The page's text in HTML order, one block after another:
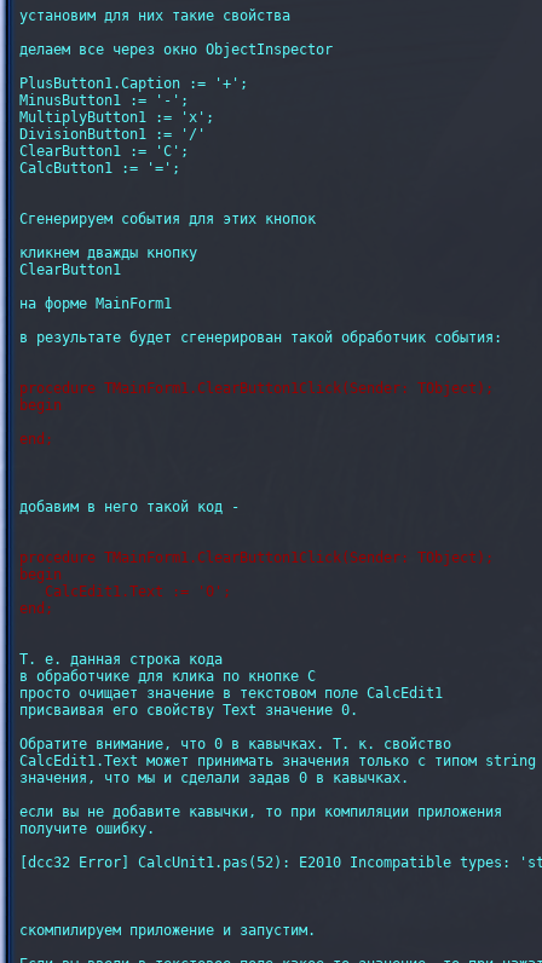
установим для них такие свойства
делаем все через окно ObjectInspector
PlusButton1.Caption := '+';
MinusButton1 := '-';
MultiplyButton1 := 'х';
DivisionButton1 := '/'
ClearButton1 := 'C';
CalcButton1 := '=';
Сгенерируем события для этих кнопок
кликнем дважды кнопку
ClearButton1
на форме MainForm1
в результате будет сгенерирован такой обработчик события:
procedure TMainForm1.ClearButton1Click(Sender: TObject);
begin
добавим в него такой код -
procedure TMainForm1.ClearButton1Click(Sender: TObject);
begin
   CalcEdit1.Text := '0';
Т. е. данная строка кода
в обработчике для клика по кнопке C
просто очищает значение в текстовом поле CalcEdit1
присваивая его свойству Text значение 0.
Обратите внимание, что 0 в кавычках. Т. к. свойство
CalcEdit1.Text может принимать значения только с типом string
значения, что мы и сделали задав 0 в кавычках.
если вы не добавите кавычки, то при компиляции приложения
получите ошибку.
[dcc32 Error] CalcUnit1.pas(52): E2010 Incompatible types:
скомпилируем приложение и запустим.